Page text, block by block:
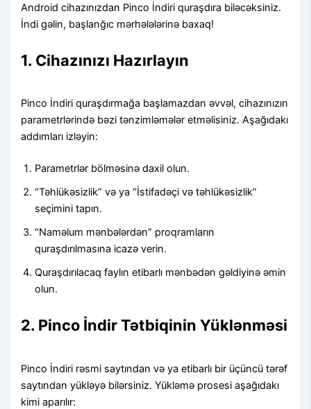
Android cihazınızdan Pinco İndiri quraşdıra biləcəksiniz.
İndi gəlin, başlanğıc mərhələlərinə baxaq!
1. Cihazınızı Hazırlayın
Pinco İndiri quraşdırmağa başlamazdan əvvəl, cihazınızın
parametrlərində bəzi tənzimləmələr etməlisiniz. Aşağıdakı
addımları izləyin:
Parametrlər bölməsinə daxil olun.
“Təhlükəsizlik” və ya “İstifadəçi və təhlükəsizlik”
seçimini tapın.
“Naməlum mənbələrdən” proqramların
quraşdırılmasına icazə verin.
Quraşdırılacaq faylın etibarlı mənbədən gəldiyinə əmin
olun.
2. Pinco İndir Tətbiqinin Yüklənməsi
Pinco İndiri rəsmi saytından və ya etibarlı bir üçüncü tərəf
saytından yükləyə bilərsiniz. Yükləmə prosesi aşağıdakı
kimi aparılır: